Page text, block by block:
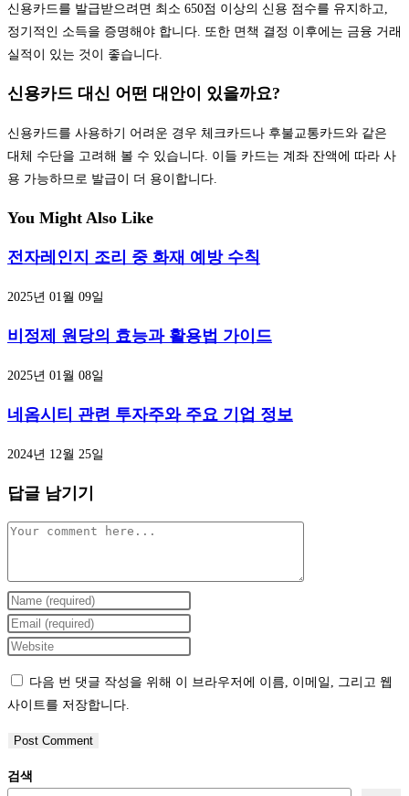
신용카드를 발급받으려면 최소 650점 이상의 신용 점수를 유지하고,
정기적인 소득을 증명해야 합니다. 또한 면책 결정 이후에는 금융 거래
실적이 있는 것이 좋습니다.
신용카드 대신 어떤 대안이 있을까요?
신용카드를 사용하기 어려운 경우 체크카드나 후불교통카드와 같은
대체 수단을 고려해 볼 수 있습니다. 이들 카드는 계좌 잔액에 따라 사
용 가능하므로 발급이 더 용이합니다.
You Might Also Like
전자레인지 조리 중 화재 예방 수칙
2025년 01월 09일
비정제 원당의 효능과 활용법 가이드
2025년 01월 08일
네옴시티 관련 투자주와 주요 기업 정보
2024년 12월 25일
답글 남기기
Comment
Enter
your
name
username
comment
Enter
your
address
comment
Enter
website
URL
(optional)
다음 번 댓글 작성을 위해 이 브라우저에 이름, 이메일, 그리고 웹
사이트를 저장합니다.
검색